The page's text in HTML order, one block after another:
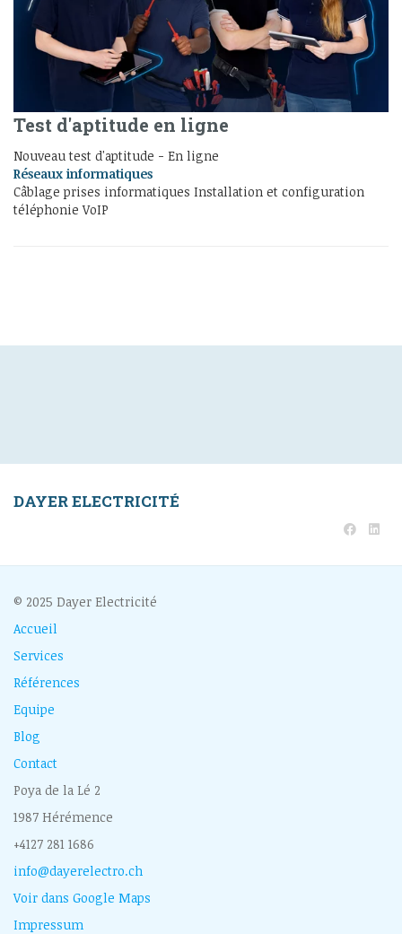
Test d'aptitude en ligne
Nouveau test d'aptitude - En ligne
Réseaux informatiques
Câblage prises informatiques Installation et configuration
téléphonie VoIP
DAYER ELECTRICITÉ
© 2025 Dayer Electricité
Accueil
Services
Références
Equipe
Blog
Contact
Poya de la Lé 2
1987 Hérémence
+4127 281 1686
info@dayerelectro.ch
Voir dans Google Maps
Impressum